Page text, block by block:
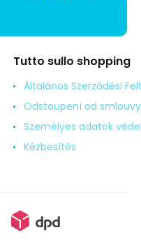
Tutto sullo shopping
Általános Szerződési
Odstoupení od smlouvy
Személyes adatok
Kézbesítés